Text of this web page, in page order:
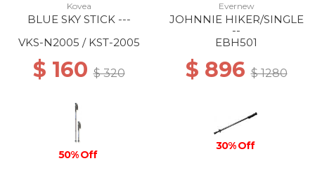
Kovea
BLUE SKY STICK ---
VKS-N2005 / KST-2005
$ 160$ 320
50% Off
Evernew
JOHNNIE HIKER/SINGLE
--
EBH501
$ 896$ 1280
30% Off